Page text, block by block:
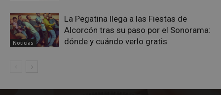
Noticias
La Pegatina llega a las Fiestas de
Alcorcón tras su paso por el Sonorama:
dónde y cuándo verlo gratis